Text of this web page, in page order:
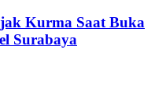
Kurma Saat Buka
Surabaya